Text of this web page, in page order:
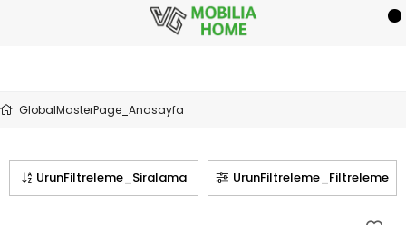
GlobalMasterPage_Anasayfa
UrunFiltreleme_Filtreleme
UrunFiltreleme_Siralama